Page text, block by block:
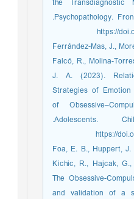
the
Psychopathology. Frontiers in Psychology, 7, 484.‏
https://
Ferrández-Mas, J.,
Falcó, R., Molina-
J. A. (2023).
Strategies of
of
Adolescents. Children, 10(5), 803.‏
https://
Foa, E. B., Huppert,
Kichic, R., Hajcak,
The Obsessive-
and validation of a